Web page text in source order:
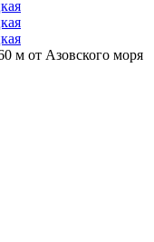
м от Азовского моря